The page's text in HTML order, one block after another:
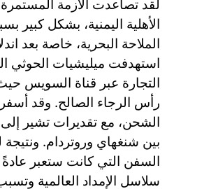
لقد تصاعدت الأزمة
الأهلية اليمنية، بشكل
استهدفت ميليشيات الحوثي
التجارة عبر قناة السويس
رأس الرجاء الصالح. وقد
السفن التي كانت ستعبر